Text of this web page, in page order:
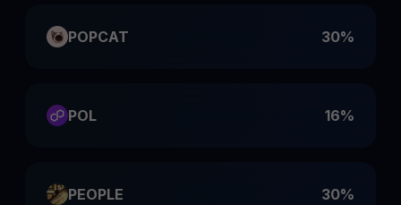
POPCAT 30%
POL 16%
PEOPLE 30%